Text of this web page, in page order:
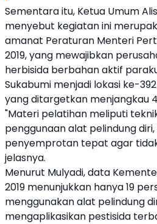
Sementara itu, Ketua Umum
menyebut kegiatan ini
amanat Peraturan Menteri
2019, yang mewajibkan
herbisida berbahan aktif
Sukabumi menjadi lokasi ke-
yang ditargetkan menjangkau
"Materi pelatihan meliputi
penggunaan alat pelindung
penyemprotan tepat agar
jelasnya.
Menurut Mulyadi, data
2019 menunjukkan hanya 19
menggunakan alat pelindung
mengaplikasikan pestisida